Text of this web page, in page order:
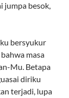
jumpa besok,
bersyukur
masa
Mu. Betapa
diriku
terjadi, lupa